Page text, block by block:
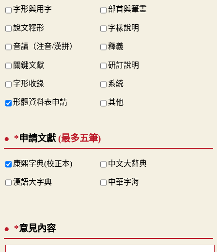
字形與用字 部首與筆畫
說文釋形 字樣說明
音讀（注音/漢拼） 釋義
關鍵文獻 研訂說明
字形收錄 系統
形體資料表申請 其他
*申請文獻 (最多五筆)
康熙字典(校正本) 中文大辭典
漢語大字典 中華字海
*意見內容